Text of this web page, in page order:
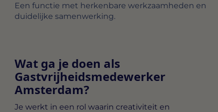
Een functie met herkenbare werkzaamheden en
duidelijke samenwerking.
Wat ga je doen als
Gastvrijheidsmedewerker
Amsterdam?
Je werkt in een rol waarin creativiteit en